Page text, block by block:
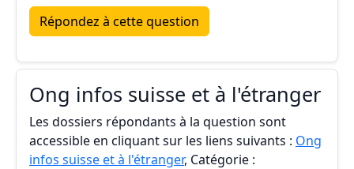
Répondez à cette question
Ong infos suisse et à l'étranger
Les dossiers répondants à la question sont
accessible en cliquant sur les liens suivants : Ong
infos suisse et à l'étranger, Catégorie :